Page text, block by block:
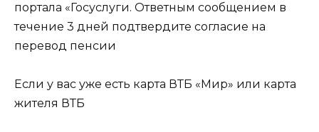
портала «Госуслуги. Ответным сообщением в
течение 3 дней подтвердите согласие на
перевод пенсии
Если у вас уже есть карта ВТБ «Мир» или карта
жителя ВТБ